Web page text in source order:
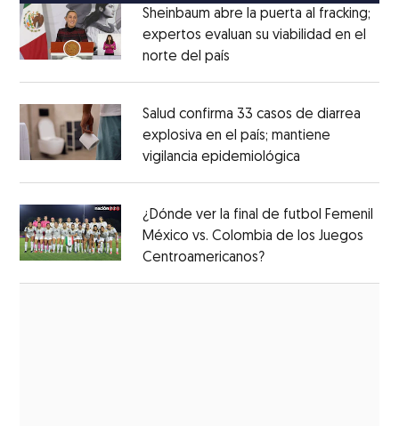
Sheinbaum abre la puerta al fracking;
expertos evaluan su viabilidad en el
norte del país
Salud confirma 33 casos de diarrea
explosiva en el país; mantiene
vigilancia epidemiológica
¿Dónde ver la final de futbol Femenil
México vs. Colombia de los Juegos
Centroamericanos?Opens in new